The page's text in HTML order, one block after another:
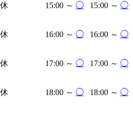
休 15:00 ～ ◯ 15:00 ～ ◯
休 16:00 ～ ◯ 16:00 ～ ◯
休 17:00 ～ ◯ 17:00 ～ ◯
休 18:00 ～ ◯ 18:00 ～ ◯